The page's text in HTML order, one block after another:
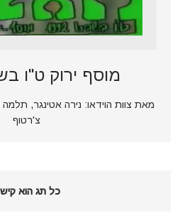
מוסף ירוק ט"ו בשבט
מאת צוות הוידאו: נירה אטינגר,
צ'רטוף
כל תג הוא